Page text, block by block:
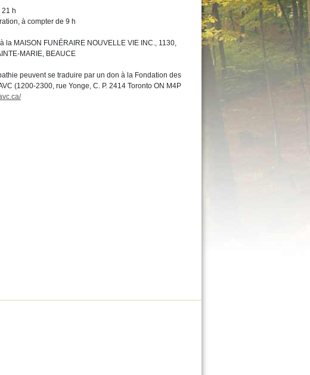
h
à compter de 9 h
la MAISON FUNÉRAIRE NOUVELLE VIE INC., 1130,
MARIE, BEAUCE
peuvent se traduire par un don à la Fondation des
(1200-2300, rue Yonge, C. P. 2414 Toronto ON M4P